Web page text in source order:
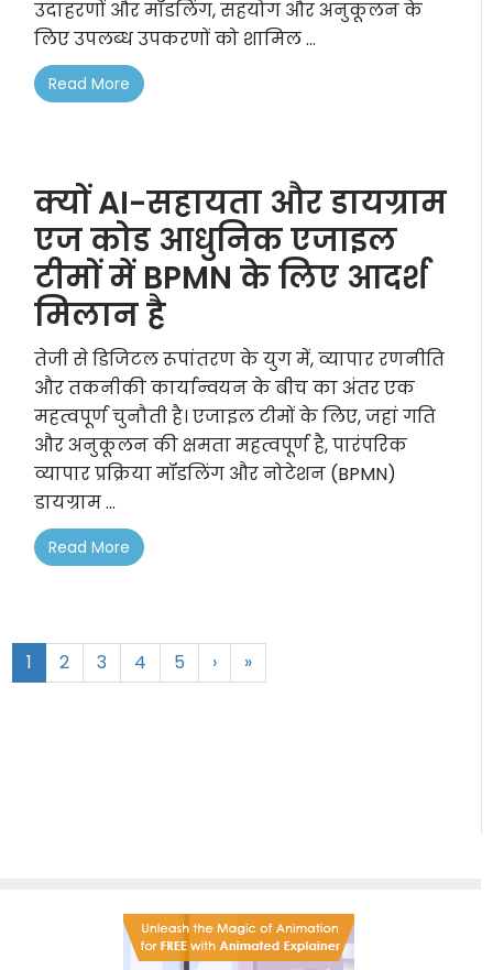
उदाहरणों और मॉडलिंग, सहयोग और अनुकूलन के
लिए उपलब्ध उपकरणों को शामिल ...
Read More
क्यों AI-सहायता और डायग्राम
एज कोड आधुनिक एजाइल
टीमों में BPMN के लिए आदर्श
मिलान है
तेजी से डिजिटल रूपांतरण के युग में, व्यापार रणनीति
और तकनीकी कार्यान्वयन के बीच का अंतर एक
महत्वपूर्ण चुनौती है। एजाइल टीमों के लिए, जहां गति
और अनुकूलन की क्षमता महत्वपूर्ण है, पारंपरिक
व्यापार प्रक्रिया मॉडलिंग और नोटेशन (BPMN)
डायग्राम ...
Read More
1 2 3 4 5 › »